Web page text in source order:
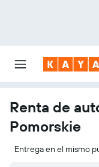
Renta de
Pomorskie
Entrega en el mismo